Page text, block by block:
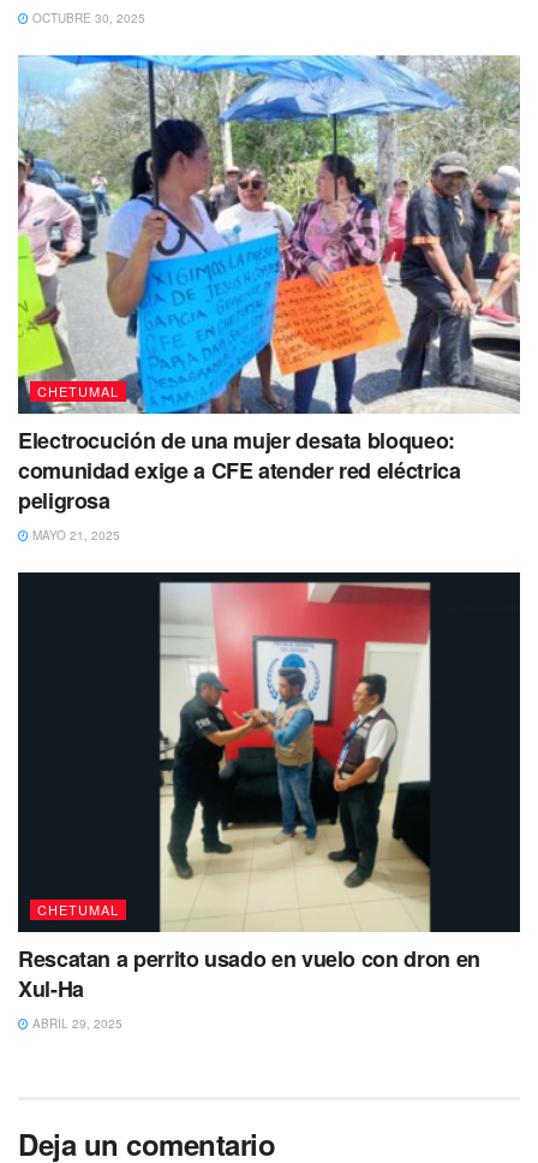
OCTUBRE 30, 2025
CHETUMAL
Electrocución de una mujer desata bloqueo:
comunidad exige a CFE atender red eléctrica
peligrosa
MAYO 21, 2025
CHETUMAL
Rescatan a perrito usado en vuelo con dron en
Xul-Ha
ABRIL 29, 2025
Deja un comentario